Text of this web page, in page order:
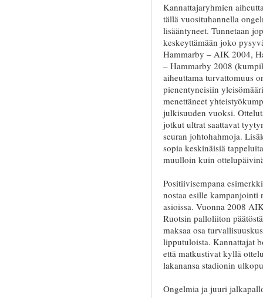
Kannattajaryhmien
tällä vuosituhannella
lisääntyneet. Tunnetaan
keskeyttämään joko
Hammarby – AIK 2004,
– Hammarby 2008
aiheuttama turvattomuus
pienentyneisiin
menettäneet
julkisuuden vuoksi.
jotkut ultrat saattavat
seuran johtohahmoja.
sopia keskinäisiä
muulloin kuin
Positiivisempana
nostaa esille kampanjointi
asioissa. Vuonna 2008
Ruotsin palloliiton
maksaa osa
lipputuloista. Kannattajat
että matkustivat kyllä
lakanansa stadionin
Ongelmia ja juuri